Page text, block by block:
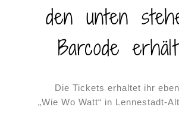
den unten
Barcode
Die Tickets erhaltet ihr
„Wie Wo Watt“ in Lennestadt-